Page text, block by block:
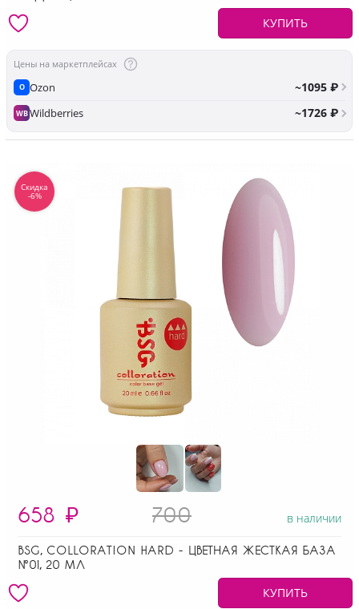
КУПИТЬ
Цены на маркетплейсах
O Ozon ~1095 ₽
WBWildberries ~1726 ₽
658 ₽ 700 в наличии
BSG, COLLORATION HARD - ЦВЕТНАЯ ЖЕСТКАЯ БАЗА
№01, 20 МЛ
КУПИТЬ
Скидка
-6%